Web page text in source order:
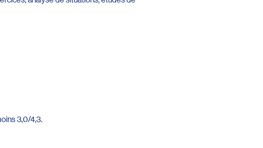
3,0/4,3.